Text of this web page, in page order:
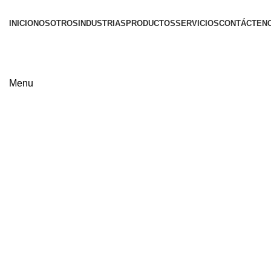
INICIONOSOTROS INDUSTRIAS PRODUCTOSSERVICIOS
Menu